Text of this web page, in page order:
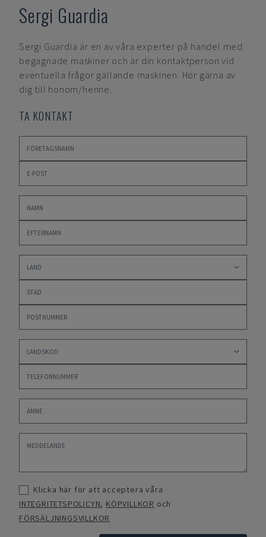
Sergi Guardia
Sergi Guardia är en av våra experter på handel med
begagnade maskiner och är din kontaktperson vid
eventuella frågor gällande maskinen. Hör gärna av
dig till honom/henne.
TA KONTAKT
Klicka här för att acceptera våra
INTEGRITETSPOLICYN, KÖPVILLKOR och
FÖRSÄLJNINGSVILLKOR